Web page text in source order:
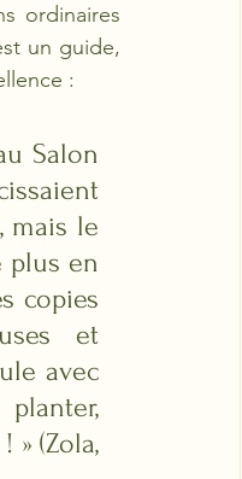
ordinaires
un guide,
:
Salon
mais le
plus en
copies
et
avec
» (Zola,